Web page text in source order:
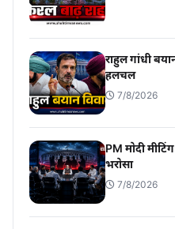
राहुल गांधी
हलचल
7/8/2026
PM मोदी
भरोसा
7/8/2026